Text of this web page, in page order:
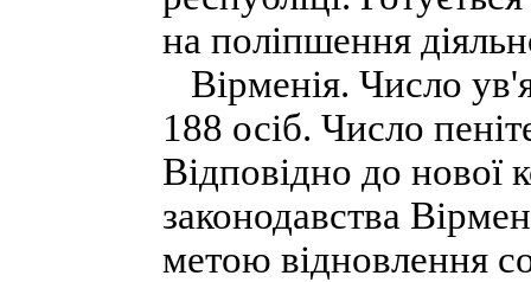
на поліпшення
Вірменія. Число
188 осіб. Число
Відповідно до нової
законодавства
метою відновлення